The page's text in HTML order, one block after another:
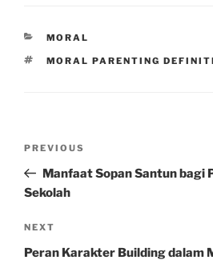
CATEGORIES
MORAL
TAGS
MORAL PARENTING
Previous
Post
PREVIOUS
Manfaat Sopan Santun bagi
Sekolah
Next
Post
NEXT
Peran Karakter Building dalam